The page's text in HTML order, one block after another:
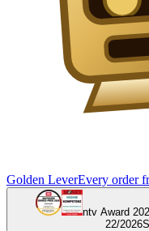
Golden LeverEvery order
ntv Award
22/2026